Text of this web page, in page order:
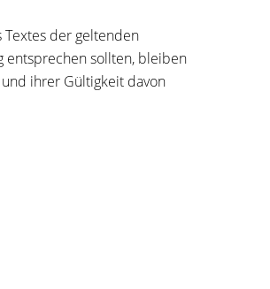
der geltenden
entsprechen sollten, bleiben
ihrer Gültigkeit davon